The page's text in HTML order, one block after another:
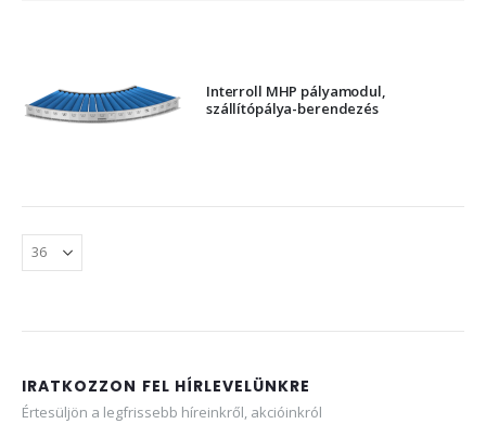
Interroll MHP pályamodul,
szállítópálya-berendezés
IRATKOZZON FEL HÍRLEVELÜNKRE
Értesüljön a legfrissebb híreinkről, akcióinkról